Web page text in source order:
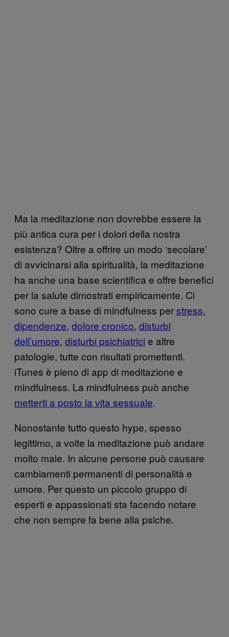
Ma la meditazione non dovrebbe essere la
più antica cura per i dolori della nostra
esistenza? Oltre a offrire un modo ‘secolare’
di avvicinarsi alla spiritualità, la meditazione
ha anche una base scientifica e offre benefici
per la salute dimostrati empiricamente. Ci
sono cure a base di mindfulness perstress,
dipendenze, dolore cronico, disturbi
dell’umore, disturbi psichiatrici e altre
patologie, tutte con risultati promettenti.
iTunes è pieno di app di meditazione e
mindfulness. La mindfulness può anche
metterti a posto la vita sessuale.
Nonostante tutto questo hype, spesso
legittimo, a volte la meditazione può andare
molto male. In alcune persone può causare
cambiamenti permanenti di personalità e
umore. Per questo un piccolo gruppo di
esperti e appassionati sta facendo notare
che non sempre fa bene alla psiche.